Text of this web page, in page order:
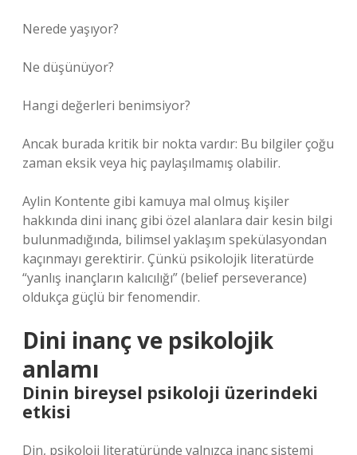
Nerede yaşıyor?
Ne düşünüyor?
Hangi değerleri benimsiyor?
Ancak burada kritik bir nokta vardır: Bu bilgiler çoğu
zaman eksik veya hiç paylaşılmamış olabilir.
Aylin Kontente gibi kamuya mal olmuş kişiler
hakkında dini inanç gibi özel alanlara dair kesin bilgi
bulunmadığında, bilimsel yaklaşım spekülasyondan
kaçınmayı gerektirir. Çünkü psikolojik literatürde
“yanlış inançların kalıcılığı” (belief perseverance)
oldukça güçlü bir fenomendir.
Dini inanç ve psikolojik
anlamı
Dinin bireysel psikoloji üzerindeki
etkisi
Din, psikoloji literatüründe yalnızca inanç sistemi